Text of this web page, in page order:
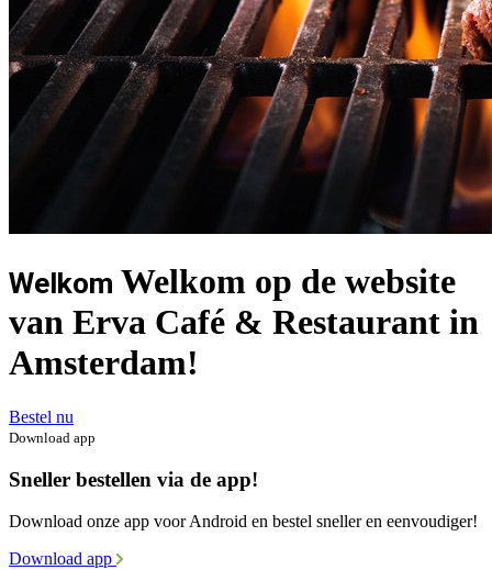
Welkom Welkom op de website
van Erva Café & Restaurant in
Amsterdam!
Bestel nu
Download app
Sneller bestellen via de app!
Download onze app voor Android en bestel sneller en eenvoudiger!
Download app